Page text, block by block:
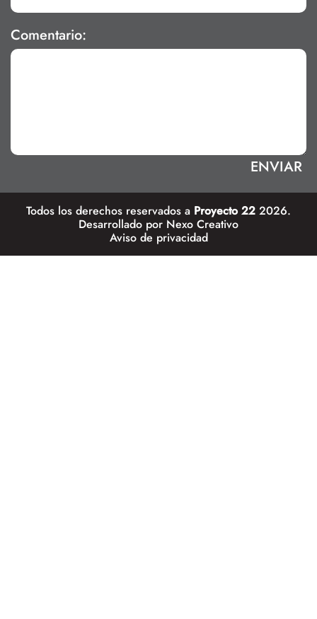
Comentario:
Todos los derechos reservados a Proyecto 22 2026.
Desarrollado por Nexo Creativo
Aviso de privacidad